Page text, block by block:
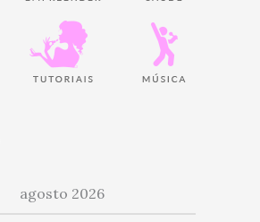
agosto 2026